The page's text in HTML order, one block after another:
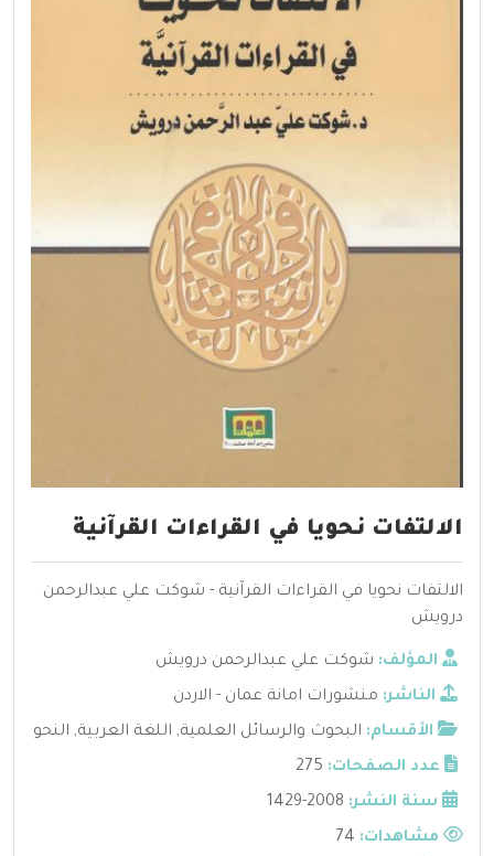
الالتفات نحويا في القراءات القرآنية
الالتفات نحويا في القراءات القرآنية - شوكت علي عبدالرحمن
درويش
المؤلف: شوكت علي عبدالرحمن درويش
الناشر: منشورات امانة عمان - الاردن
الأقسام: البحوث والرسائل العلمية, اللغة العربية, النحو
عدد الصفحات: 275
سنة النشر: 2008-1429
مشاهدات: